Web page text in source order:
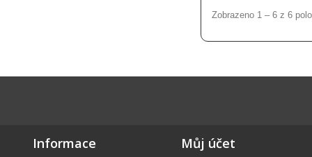
Zobrazeno 1 – 6 z 6
Informace Můj účet